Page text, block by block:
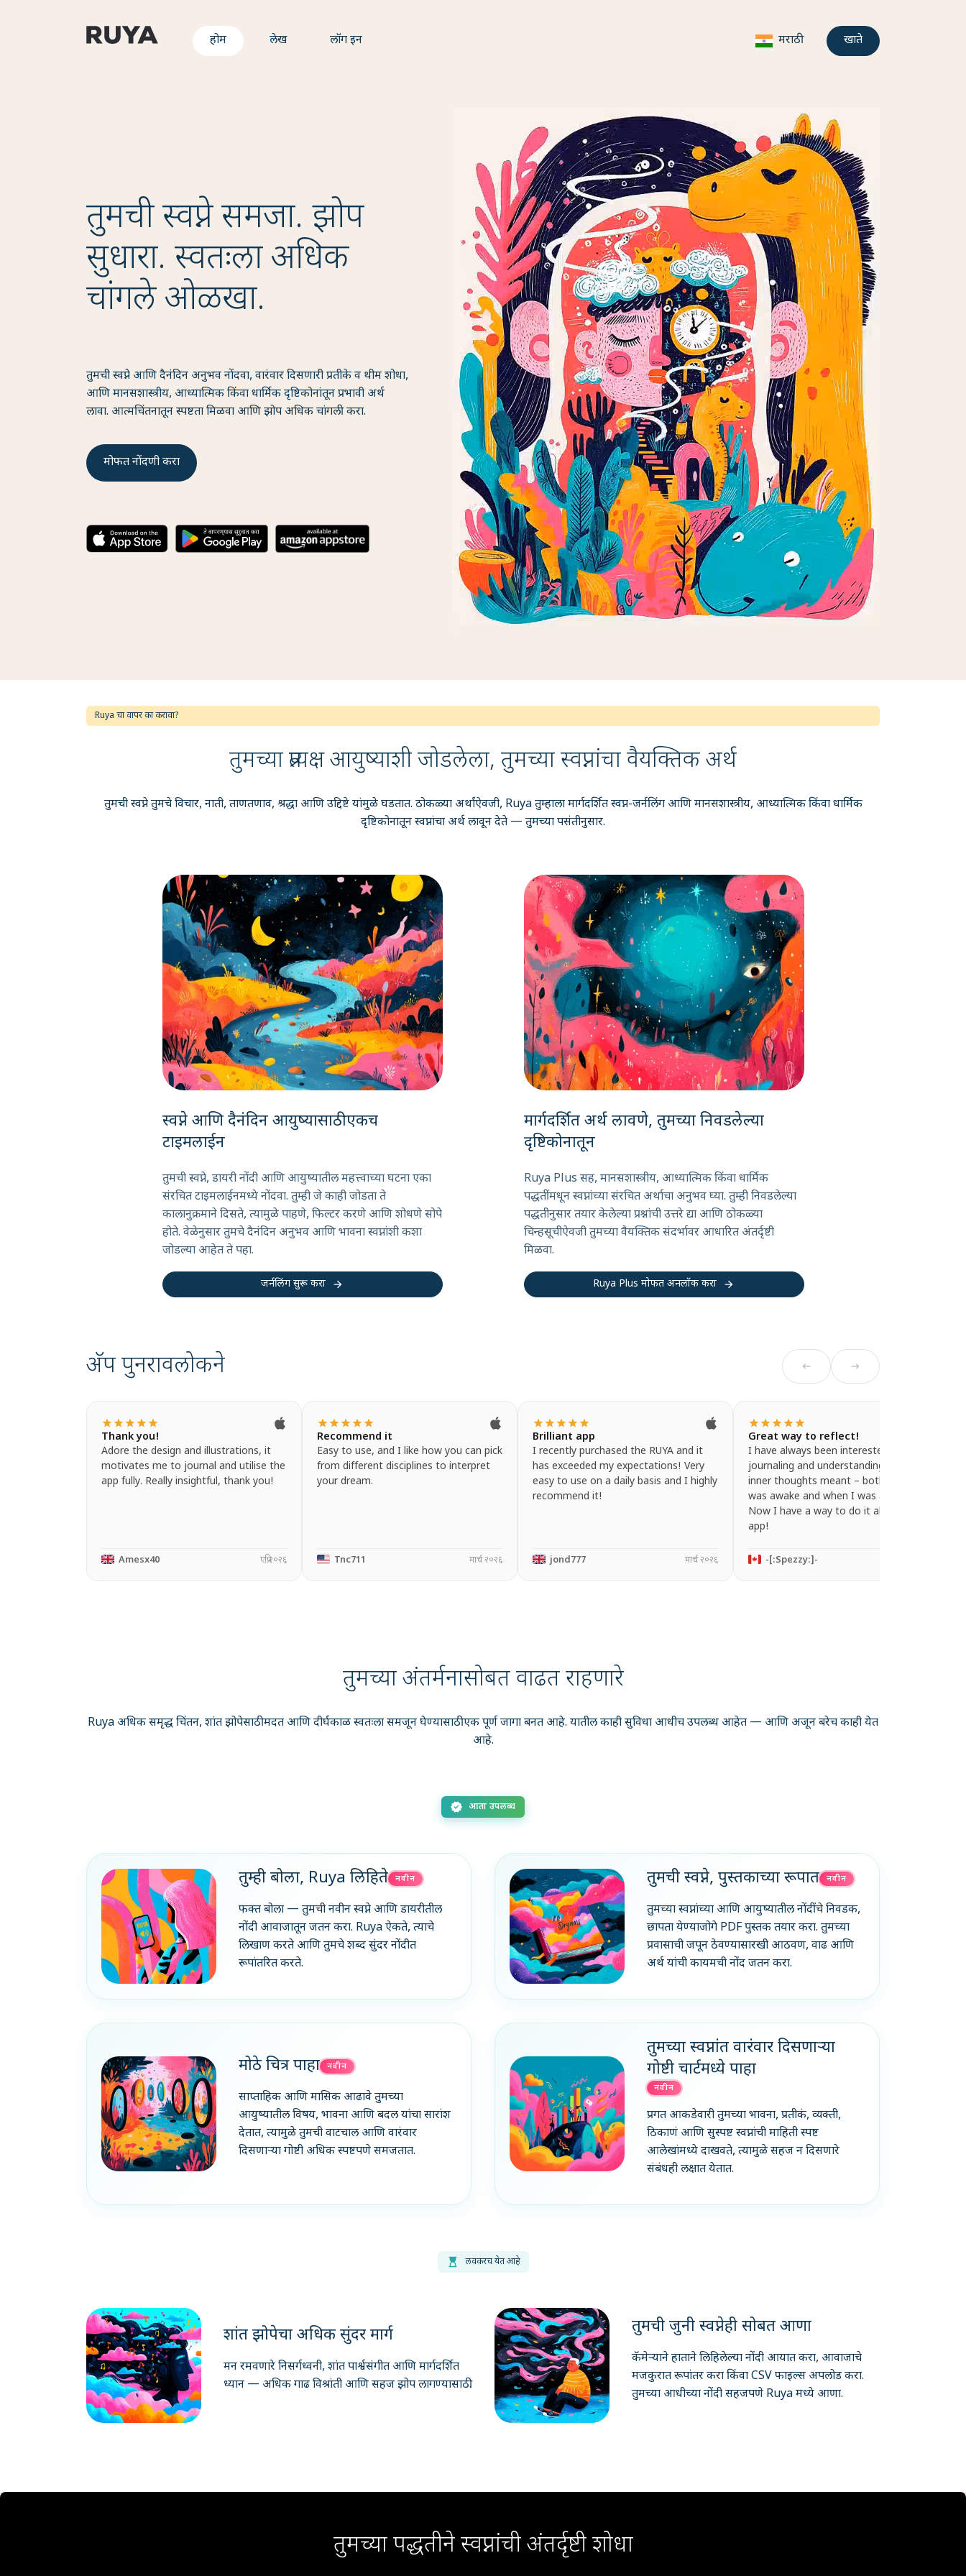
होम लेख लॉग इन मराठी खाते
तुमची स्वप्ने समजा. झोप
सुधारा. स्वतःला अधिक
चांगले ओळखा.
तुमची स्वप्ने आणि दैनंदिन अनुभव नोंदवा, वारंवार दिसणारी प्रतीके व थीम शोधा,
आणि मानसशास्त्रीय, आध्यात्मिक किंवा धार्मिक दृष्टिकोनांतून प्रभावी अर्थ
लावा. आत्मचिंतनातून स्पष्टता मिळवा आणि झोप अधिक चांगली करा.
मोफत नोंदणी करा
Ruya चा वापर का करावा?
तुमच्या प्रत्यक्ष आयुष्याशी जोडलेला, तुमच्या स्वप्नांचा वैयक्तिक अर्थ
तुमची स्वप्ने तुमचे विचार, नाती, ताणतणाव, श्रद्धा आणि उद्दिष्टे यांमुळे घडतात. ठोकळ्या अर्थांऐवजी, Ruya तुम्हाला मार्गदर्शित स्वप्न-जर्नलिंग आणि मानसशास्त्रीय, आध्यात्मिक किंवा धार्मिक
दृष्टिकोनातून स्वप्नांचा अर्थ लावून देते — तुमच्या पसंतीनुसार.
स्वप्ने आणि दैनंदिन आयुष्यासाठी एकच
टाइमलाईन
तुमची स्वप्ने, डायरी नोंदी आणि आयुष्यातील महत्त्वाच्या घटना एका
संरचित टाइमलाईनमध्ये नोंदवा. तुम्ही जे काही जोडता ते
कालानुक्रमाने दिसते, त्यामुळे पाहणे, फिल्टर करणे आणि शोधणे सोपे
होते. वेळेनुसार तुमचे दैनंदिन अनुभव आणि भावना स्वप्नांशी कशा
जोडल्या आहेत ते पहा.
जर्नलिंग सुरू करा arrow_forward
मार्गदर्शित अर्थ लावणे, तुमच्या निवडलेल्या
दृष्टिकोनातून
Ruya Plus सह, मानसशास्त्रीय, आध्यात्मिक किंवा धार्मिक
पद्धतींमधून स्वप्नांच्या संरचित अर्थाचा अनुभव घ्या. तुम्ही निवडलेल्या
पद्धतीनुसार तयार केलेल्या प्रश्नांची उत्तरे द्या आणि ठोकळ्या
चिन्हसूचीऐवजी तुमच्या वैयक्तिक संदर्भावर आधारित अंतर्दृष्टी
मिळवा.
Ruya Plus मोफत अनलॉक करा arrow_forward
अ‍ॅप पुनरावलोकने arrow_left_alt arrow_right_alt
star star star star star
Thank you!
Adore the design and illustrations, it
motivates me to journal and utilise the
app fully. Really insightful, thank you!
Amesx40 एप्रि २०२६
star star star star star
Recommend it
Easy to use, and I like how you can pick
from different disciplines to interpret
your dream.
Tnc711 मार्च २०२६
star star star star star
Brilliant app
I recently purchased the RUYA and it
has exceeded my expectations! Very
easy to use on a daily basis and I highly
recommend it!
jond777 मार्च २०२६
star star star star star
Great way to reflect!
I have always been interested in
journaling and understanding what my
inner thoughts meant – both when I
was awake and when I was asleep.
Now I have a way to do it all in one
app!
-[:Spezzy:]-
तुमच्या अंतर्मनासोबत वाढत राहणारे
Ruya अधिक समृद्ध चिंतन, शांत झोपेसाठी मदत आणि दीर्घकाळ स्वतःला समजून घेण्यासाठी एक पूर्ण जागा बनत आहे. यातील काही सुविधा आधीच उपलब्ध आहेत — आणि अजून बरेच काही येत
आहे.
new_releases आता उपलब्ध
तुम्ही बोला, Ruya लिहिते नवीन
फक्त बोला — तुमची नवीन स्वप्ने आणि डायरीतील
नोंदी आवाजातून जतन करा. Ruya ऐकते, त्याचे
लिखाण करते आणि तुमचे शब्द सुंदर नोंदीत
रूपांतरित करते.
तुमची स्वप्ने, पुस्तकाच्या रूपात नवीन
तुमच्या स्वप्नांच्या आणि आयुष्यातील नोंदींचे निवडक,
छापता येण्याजोगे PDF पुस्तक तयार करा. तुमच्या
प्रवासाची जपून ठेवण्यासारखी आठवण, वाढ आणि
अर्थ यांची कायमची नोंद जतन करा.
मोठे चित्र पाहा नवीन
साप्ताहिक आणि मासिक आढावे तुमच्या
आयुष्यातील विषय, भावना आणि बदल यांचा सारांश
देतात, त्यामुळे तुमची वाटचाल आणि वारंवार
दिसणाऱ्या गोष्टी अधिक स्पष्टपणे समजतात.
तुमच्या स्वप्नांत वारंवार दिसणाऱ्या
गोष्टी चार्टमध्ये पाहा
नवीन
प्रगत आकडेवारी तुमच्या भावना, प्रतीकं, व्यक्ती,
ठिकाणं आणि सुस्पष्ट स्वप्नांची माहिती स्पष्ट
आलेखांमध्ये दाखवते, त्यामुळे सहज न दिसणारे
संबंधही लक्षात येतात.
hourglass_top लवकरच येत आहे
शांत झोपेचा अधिक सुंदर मार्ग
मन रमवणारे निसर्गध्वनी, शांत पार्श्वसंगीत आणि मार्गदर्शित
ध्यान — अधिक गाढ विश्रांती आणि सहज झोप लागण्यासाठी.
तुमची जुनी स्वप्नेही सोबत आणा
कॅमेऱ्याने हाताने लिहिलेल्या नोंदी आयात करा, आवाजाचे
मजकुरात रूपांतर करा किंवा CSV फाइल्स अपलोड करा.
तुमच्या आधीच्या नोंदी सहजपणे Ruya मध्ये आणा.
तुमच्या पद्धतीने स्वप्नांची अंतर्दृष्टी शोधा